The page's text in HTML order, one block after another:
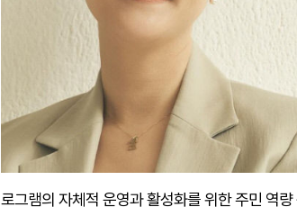
로그램의 자체적 운영과 활성화를 위한 주민 역